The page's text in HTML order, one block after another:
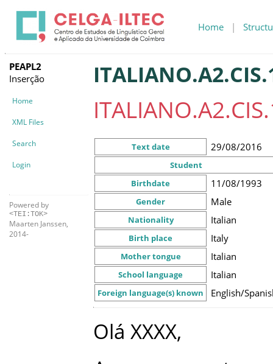
Home |
PEAPL2
Inserção
Home
XML Files
Search
Login
Powered by
<TEI:TOK>
Maarten Janssen,
2014-
Text date 29/08/2016
Student
Birthdate
11/08/1993
Gender Male
Nationality Italian
Birth place Italy
Mother tongue Italian
School language Italian
Foreign language(s) known English/
Olá XXXX,